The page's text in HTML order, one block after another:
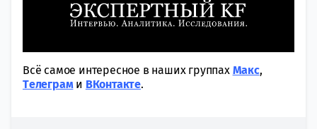
Всё самое интересное в наших группах Макс,
Tелеграми ВКонтакте.